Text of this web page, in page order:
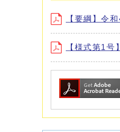
【要綱】令
【様式第1